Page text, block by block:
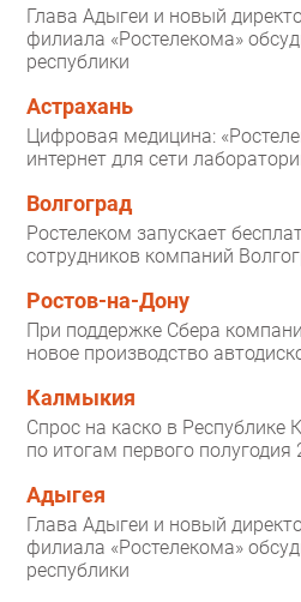
Глава Адыгеи и новый
филиала «Ростелекома»
республики
Астрахань
Цифровая медицина:
интернет для сети
Волгоград
Ростелеком запускает
сотрудников компаний
Ростов-на-Дону
При поддержке Сбера
новое производство
Калмыкия
Спрос на каско в
по итогам первого полугодия
Адыгея
Глава Адыгеи и новый
филиала «Ростелекома»
республики